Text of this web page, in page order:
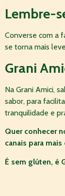
Lembre-
Converse com a
se torna mais
Grani
Na Grani Amici,
sabor, para
tranquilidade e
Quer conhecer
canais para
É sem glúten, é